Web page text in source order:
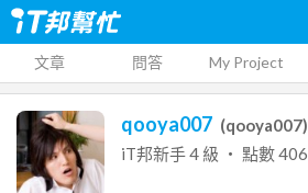
文章 問答 My Project
qooya007 (qooya007)
iT邦新手4 級 ‧ 點數406